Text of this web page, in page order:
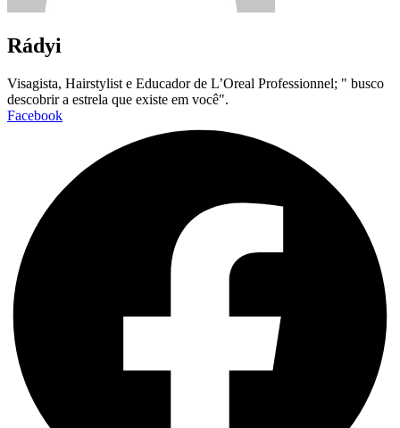
Rádyi
Visagista, Hairstylist e Educador de L’Oreal Professionnel; " busco
descobrir a estrela que existe em você".
Facebook